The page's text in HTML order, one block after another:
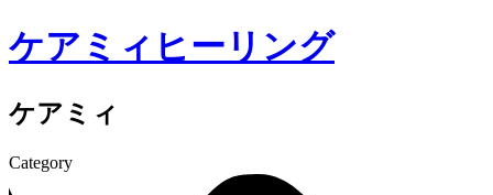
ケアミィヒーリング
ケアミィ
Category